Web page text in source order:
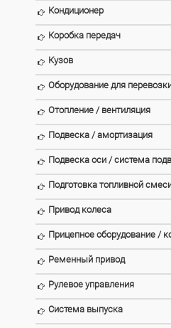
Кондиционер
Коробка передач
Кузов
Оборудование для
Отопление / вентиляция
Подвеска / амортизация
Подвеска оси / система
Подготовка топливной
Привод колеса
Прицепное оборудование /
Ременный привод
Рулевое управления
Система выпуска